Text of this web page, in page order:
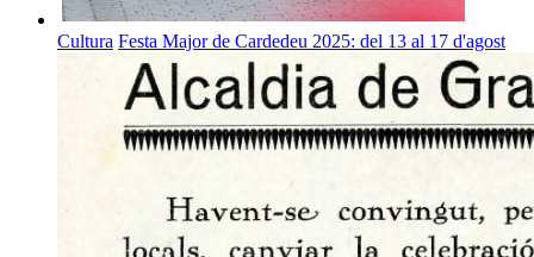
Cultura Festa Major de Cardedeu 2025: del 13 al 17 d'agost